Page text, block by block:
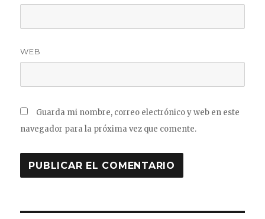
WEB
Guarda mi nombre, correo electrónico y web en este
navegador para la próxima vez que comente.